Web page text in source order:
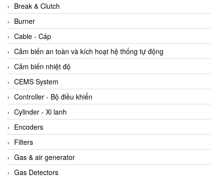
Break & Clutch
Burner
Cable - Cáp
Cảm biến an toàn và kích hoạt hệ thống tự động
Cảm biến nhiệt độ
CEMS System
Controller - Bộ điều khiển
Cylinder - Xi lanh
Encoders
Filters
Gas & air generator
Gas Detectors